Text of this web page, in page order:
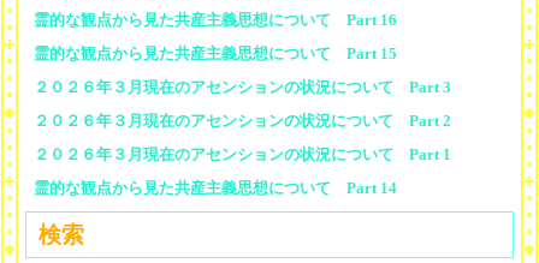
霊的な観点から見た共産主義思想について Part 16
霊的な観点から見た共産主義思想について Part 15
２０２６年３月現在のアセンションの状況について Part 3
２０２６年３月現在のアセンションの状況について Part 2
２０２６年３月現在のアセンションの状況について Part 1
霊的な観点から見た共産主義思想について Part 14
検索